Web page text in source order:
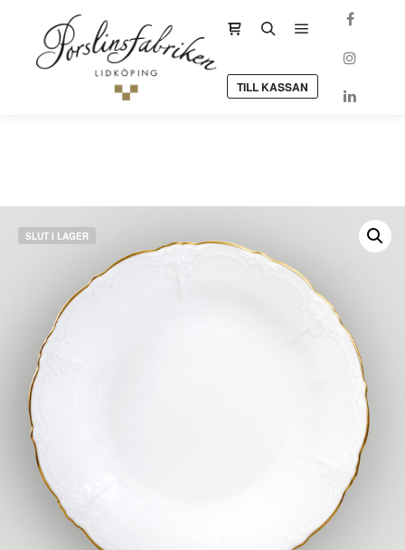
Sidopanel för butik
Huvudmeny
TILL KASSAN
SLUT I LAGER